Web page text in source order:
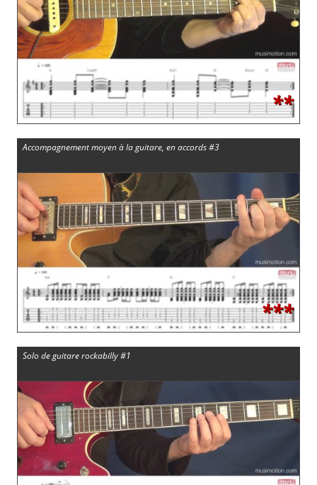
**
Accompagnement moyen à la guitare, en accords #3
***
Solo de guitare rockabilly #1